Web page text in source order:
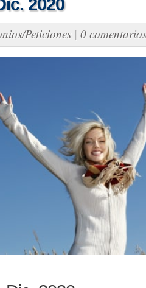
Peticiones | 0 comentarios